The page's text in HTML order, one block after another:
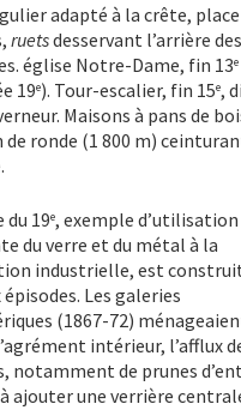
adapté à la crête, place
ruetsdesservant l’arrière des
église Notre-Dame, fin 13e
19e). Tour-escalier, fin 15e,
Maisons à pans de
de ronde (1 800 m)
du 19e, exemple d’utilisation
du verre et du métal à la
industrielle, est
épisodes. Les galeries
(1867-72)
intérieur, l’afflux
notamment de prunes
ajouter une verrière